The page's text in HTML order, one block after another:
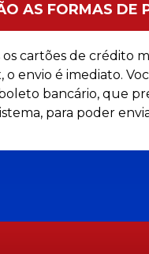
AS FORMAS DE
cartões de crédito
o envio é imediato.
bancário, que
para poder